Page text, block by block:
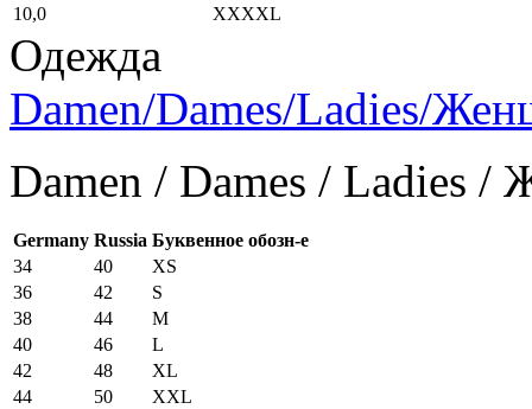
10,0
XXXXL
Одежда
Damen/Dames/Ladies/
Damen / Dames / Ladies
Germany Russia Буквенное обозн-е
34
40
XS
36
42
S
38
44
M
40
46
L
42
48
XL
44
50 XXL